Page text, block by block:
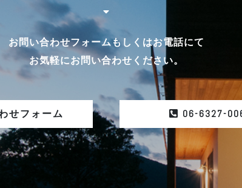
お問い合わせフォームもしくはお電話にて
お気軽にお問い合わせください。
せフォーム 06-6327-